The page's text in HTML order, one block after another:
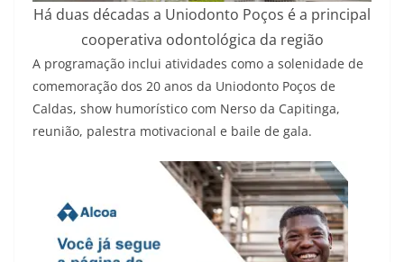
Há duas décadas a Uniodonto Poços é a principal
cooperativa odontológica da região
A programação inclui atividades como a solenidade de
comemoração dos 20 anos da Uniodonto Poços de
Caldas, show humorístico com Nerso da Capitinga,
reunião, palestra motivacional e baile de gala.